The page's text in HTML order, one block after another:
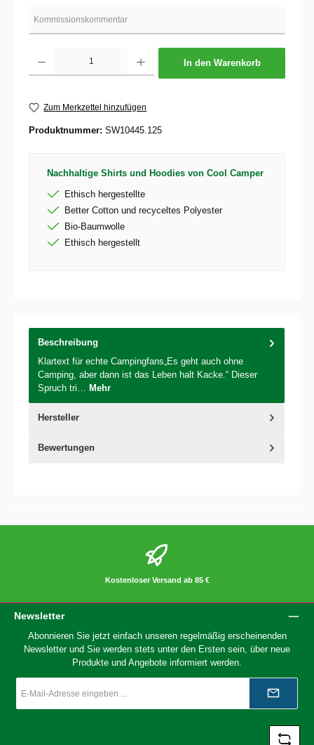
In den Warenkorb
Zum Merkzettel hinzufügen
Produktnummer: SW10445.125
Nachhaltige Shirts und Hoodies von Cool Camper
Ethisch hergestellte
Better Cotton und recyceltes Polyester
Bio-Baumwolle
Ethisch hergestellt
Beschreibung
Klartext für echte Campingfans„Es geht auch ohne
Camping, aber dann ist das Leben halt Kacke.“ Dieser
Spruch tri… Mehr
Hersteller
Bewertungen
Kostenloser Versand ab 85 €
Newsletter
Abonnieren Sie jetzt einfach unseren regelmäßig erscheinenden
Newsletter und Sie werden stets unter den Ersten sein, über neue
Produkte und Angebote informiert werden.
Mail-
*